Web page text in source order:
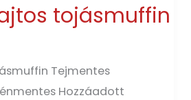
tojásmuffin
Tejmentes
Hozzáadott